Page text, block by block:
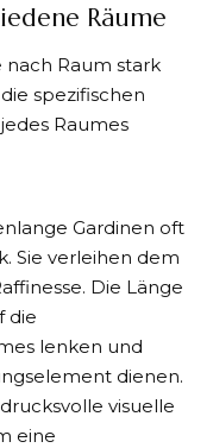
Räume
nach Raum stark
spezifischen
Raumes
Gardinen oft
Sie verleihen dem
Die Länge
die
lenken und
dienen.
visuelle
eine